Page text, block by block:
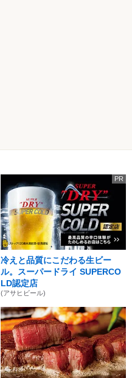
PR
冷えと品質にこだわる生ビー
ル。スーパードライ SUPERCO
LD認定店
(アサヒビール)